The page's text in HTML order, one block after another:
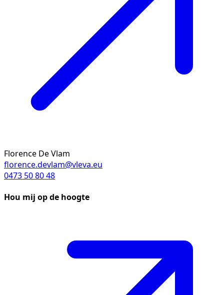
Florence De Vlam
florence.devlam@vleva.eu
0473 50 80 48
Hou mij op de hoogte